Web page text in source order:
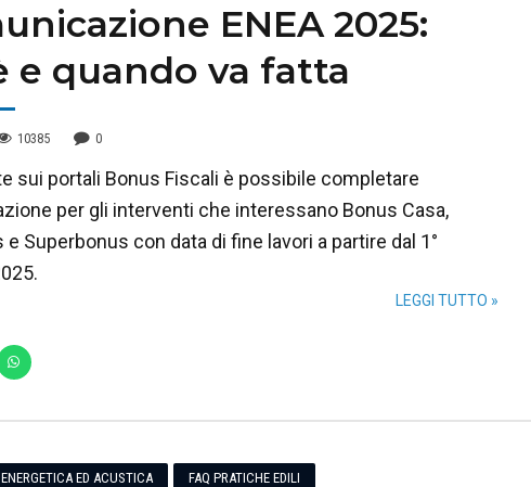
ENEA 2025:
e quando va fatta
10385 0
sui portali Bonus Fiscali è possibile completare
per gli interventi che interessano Bonus Casa,
e Superbonus con data di fine lavori a partire dal 1°
LEGGI TUTTO »
ED ACUSTICA FAQ PRATICHE EDILI